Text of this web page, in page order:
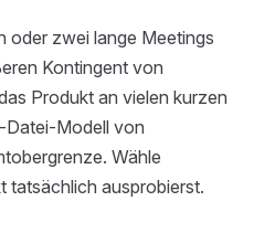
oder zwei lange Meetings
Kontingent von
Produkt an vielen kurzen
Datei-Modell von
Wähle
tatsächlich ausprobierst.